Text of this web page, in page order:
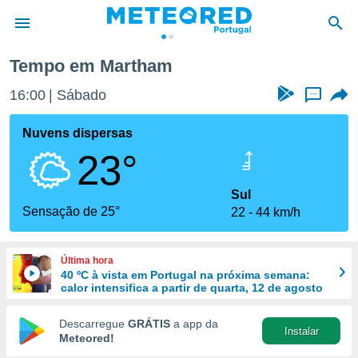
da
foi
fornecidas
a este
das
e
forma
digital
Tempo em Martham
16:00 Sábado ...
Nuvens dispersas
23°
Sensação de 25°
Sul
22
44 km/h
Última hora
40 ºC à vista em Portugal na próxima semana:
calor intensifica a partir de quarta, 12 de agosto
Descarregue GRÁTIS a app da
Meteored!
Instalar